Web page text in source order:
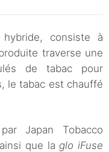
consiste à
traverse une
de tabac pour
le tabac est chauffé
Japan Tobacco
que la glo iFuse